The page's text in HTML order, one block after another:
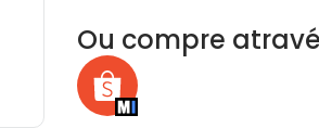
Ou compre